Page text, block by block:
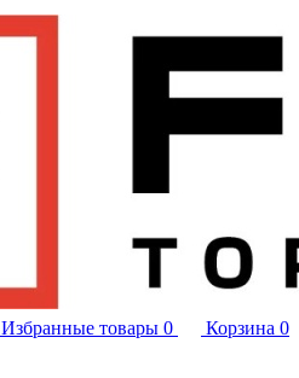
Избранные товары 0 Корзина 0